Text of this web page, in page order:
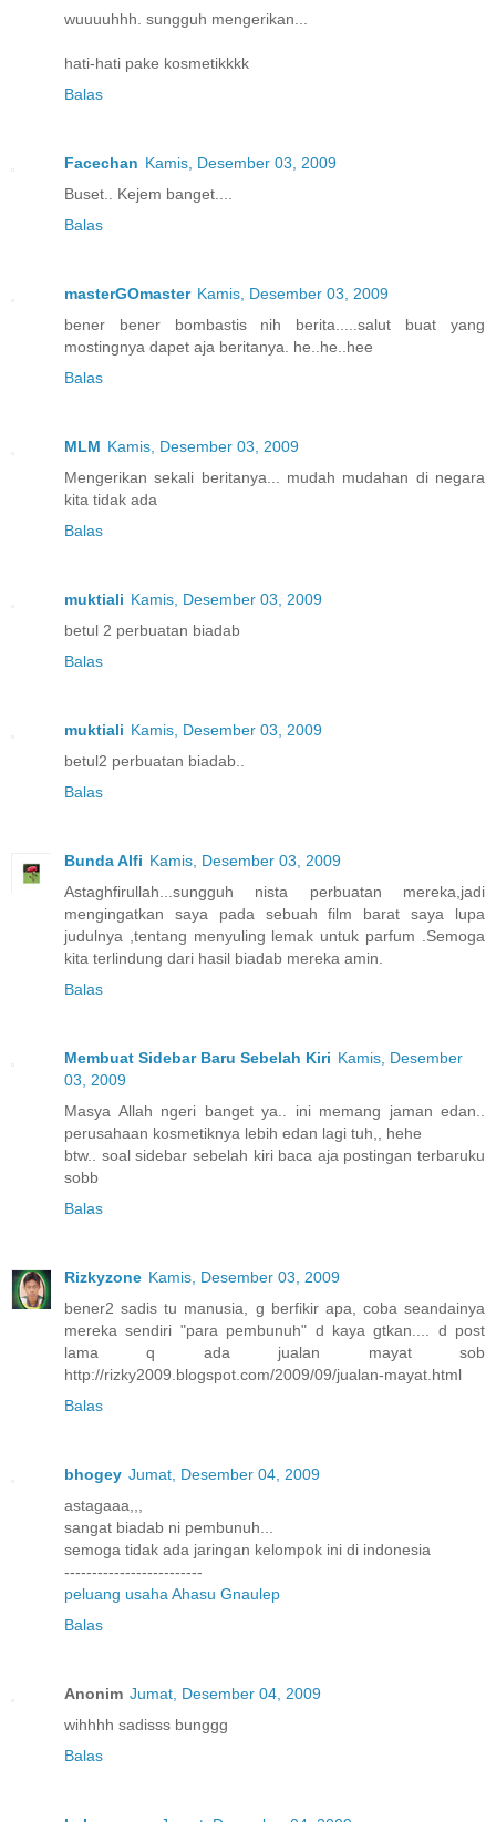
wuuuuhhh. sungguh mengerikan...
hati-hati pake kosmetikkkk
Balas
Facechan Kamis, Desember 03, 2009
Buset.. Kejem banget....
Balas
masterGOmaster Kamis, Desember 03, 2009
bener bener bombastis nih berita.....salut buat yang
mostingnya dapet aja beritanya. he..he..hee
Balas
MLM Kamis, Desember 03, 2009
Mengerikan sekali beritanya... mudah mudahan di negara
kita tidak ada
Balas
muktiali Kamis, Desember 03, 2009
betul 2 perbuatan biadab
Balas
muktiali Kamis, Desember 03, 2009
betul2 perbuatan biadab..
Balas
Bunda Alfi Kamis, Desember 03, 2009
Astaghfirullah...sungguh nista perbuatan mereka,jadi
mengingatkan saya pada sebuah film barat saya lupa
judulnya ,tentang menyuling lemak untuk parfum .Semoga
kita terlindung dari hasil biadab mereka amin.
Balas
Membuat Sidebar Baru Sebelah Kiri Kamis, Desember
03, 2009
Masya Allah ngeri banget ya.. ini memang jaman edan..
perusahaan kosmetiknya lebih edan lagi tuh,, hehe
btw.. soal sidebar sebelah kiri baca aja postingan terbaruku
sobb
Balas
Rizkyzone Kamis, Desember 03, 2009
bener2 sadis tu manusia, g berfikir apa, coba seandainya
mereka sendiri "para pembunuh" d kaya gtkan.... d post
lama q ada jualan mayat sob
http://rizky2009.blogspot.com/2009/09/jualan-mayat.html
Balas
bhogey Jumat, Desember 04, 2009
astagaaa,,,
sangat biadab ni pembunuh...
semoga tidak ada jaringan kelompok ini di indonesia
-------------------------
peluang usaha Ahasu Gnaulep
Balas
Anonim Jumat, Desember 04, 2009
wihhhh sadisss bunggg
Balas